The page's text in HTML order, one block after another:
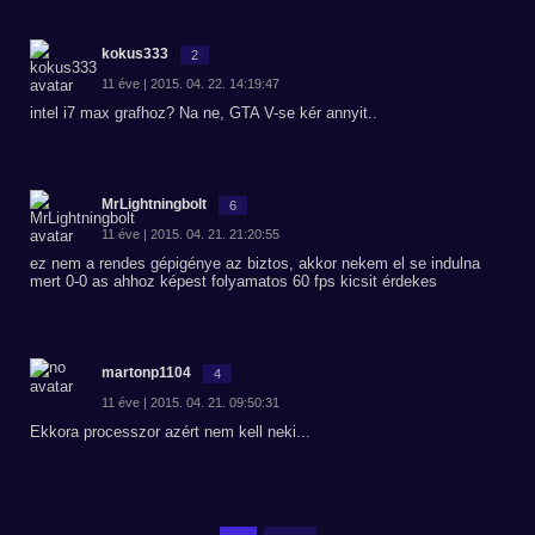
kokus333 2
11 éve | 2015. 04. 22. 14:19:47
intel i7 max grafhoz? Na ne, GTA V-se kér annyit..
MrLightningbolt 6
11 éve | 2015. 04. 21. 21:20:55
ez nem a rendes gépigénye az biztos, akkor nekem el se indulna
mert 0-0 as ahhoz képest folyamatos 60 fps kicsit érdekes
martonp1104 4
11 éve | 2015. 04. 21. 09:50:31
Ekkora processzor azért nem kell neki...